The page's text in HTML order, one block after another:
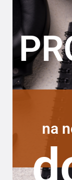
na